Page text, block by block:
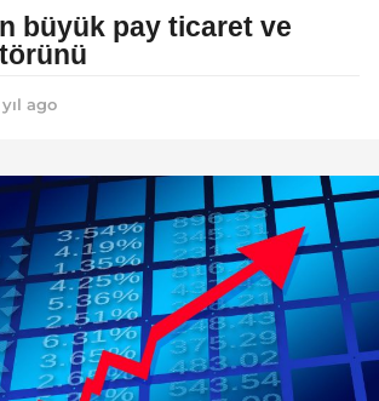
büyük pay ticaret ve
ago
l
g
o